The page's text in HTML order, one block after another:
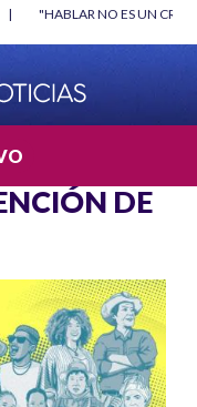
|
"HABLAR NO ES UN
DE